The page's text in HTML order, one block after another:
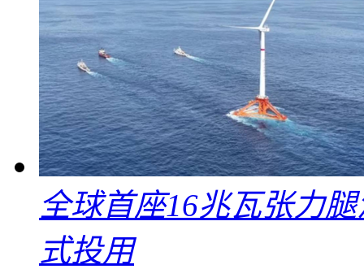
全球首座16兆瓦张力
式投用